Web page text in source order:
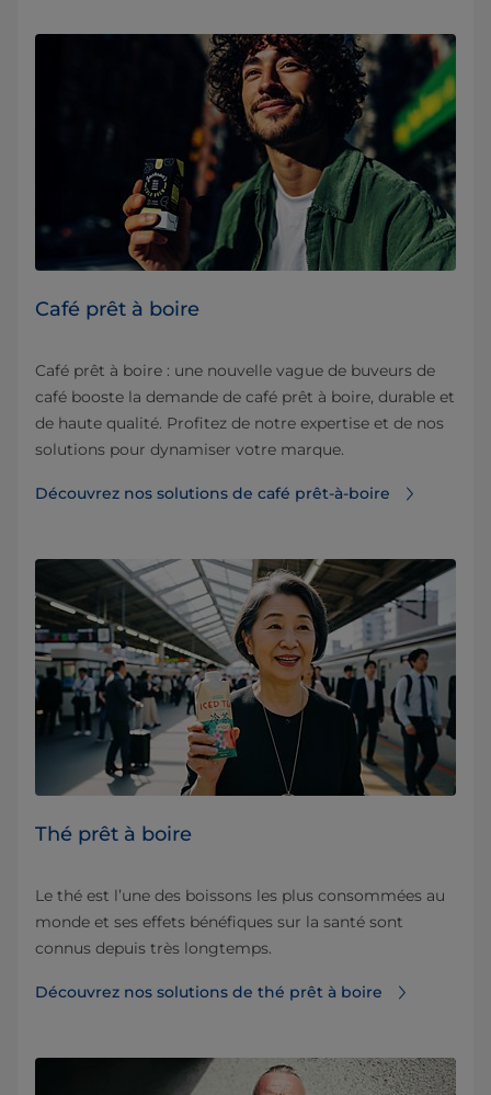
Café prêt à boire
Café prêt à boire : une nouvelle vague de buveurs de
café booste la demande de café prêt à boire, durable et
de haute qualité. Profitez de notre expertise et de nos
solutions pour dynamiser votre marque.
Découvrez nos solutions de café prêt-à-boire
Thé prêt à boire
Le thé est l’une des boissons les plus consommées au
monde et ses effets bénéfiques sur la santé sont
connus depuis très longtemps.
Découvrez nos solutions de thé prêt à boire